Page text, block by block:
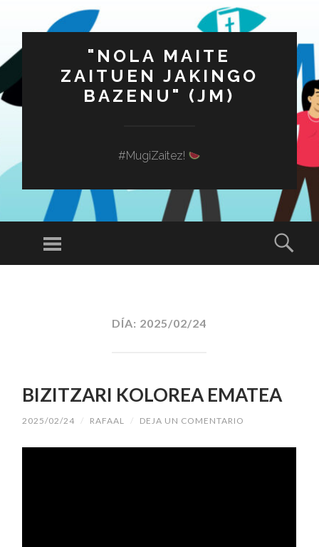
"NOLA MAITE
ZAITUEN JAKINGO
BAZENU" (JM)
#MugiZaitez!
Menú
DÍA: 2025/02/24
BIZITZARI KOLOREA EMATEA
2025/02/24 / RAFAAL / DEJA UN COMENTARIO